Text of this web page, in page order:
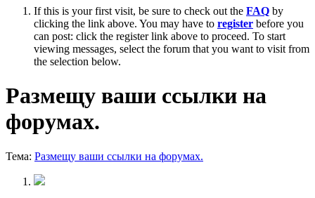
If this is your first visit, be sure to check out the FAQ by
clicking the link above. You may have to register before you
can post: click the register link above to proceed. To start
viewing messages, select the forum that you want to visit from
the selection below.
Размещу ваши ссылки на
форумах.
Тема: Размещу ваши ссылки на форумах.